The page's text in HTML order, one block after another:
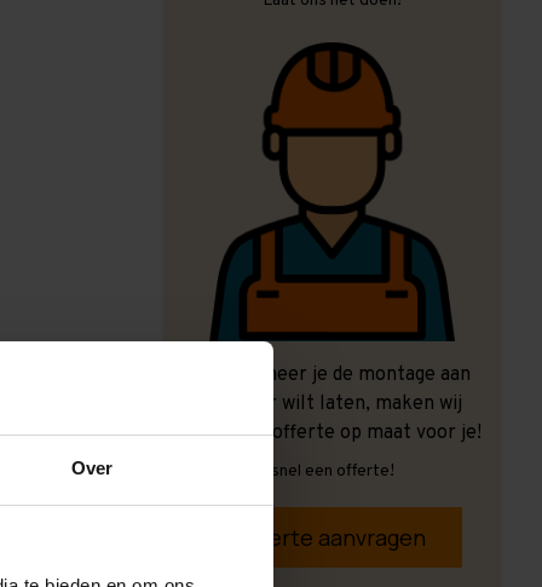
Over
Ook wanneer je de montage aan
ons over wilt laten, maken wij
graag een offerte op maat voor je!
Vrijblijvend, snel een offerte!
Offerte aanvragen